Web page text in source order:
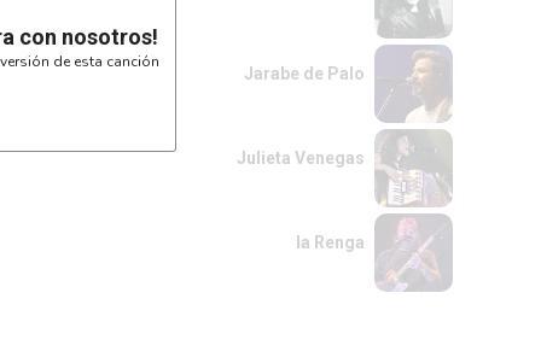
con nosotros!
de esta canción
Jarabe de Palo
Julieta Venegas
la Renga